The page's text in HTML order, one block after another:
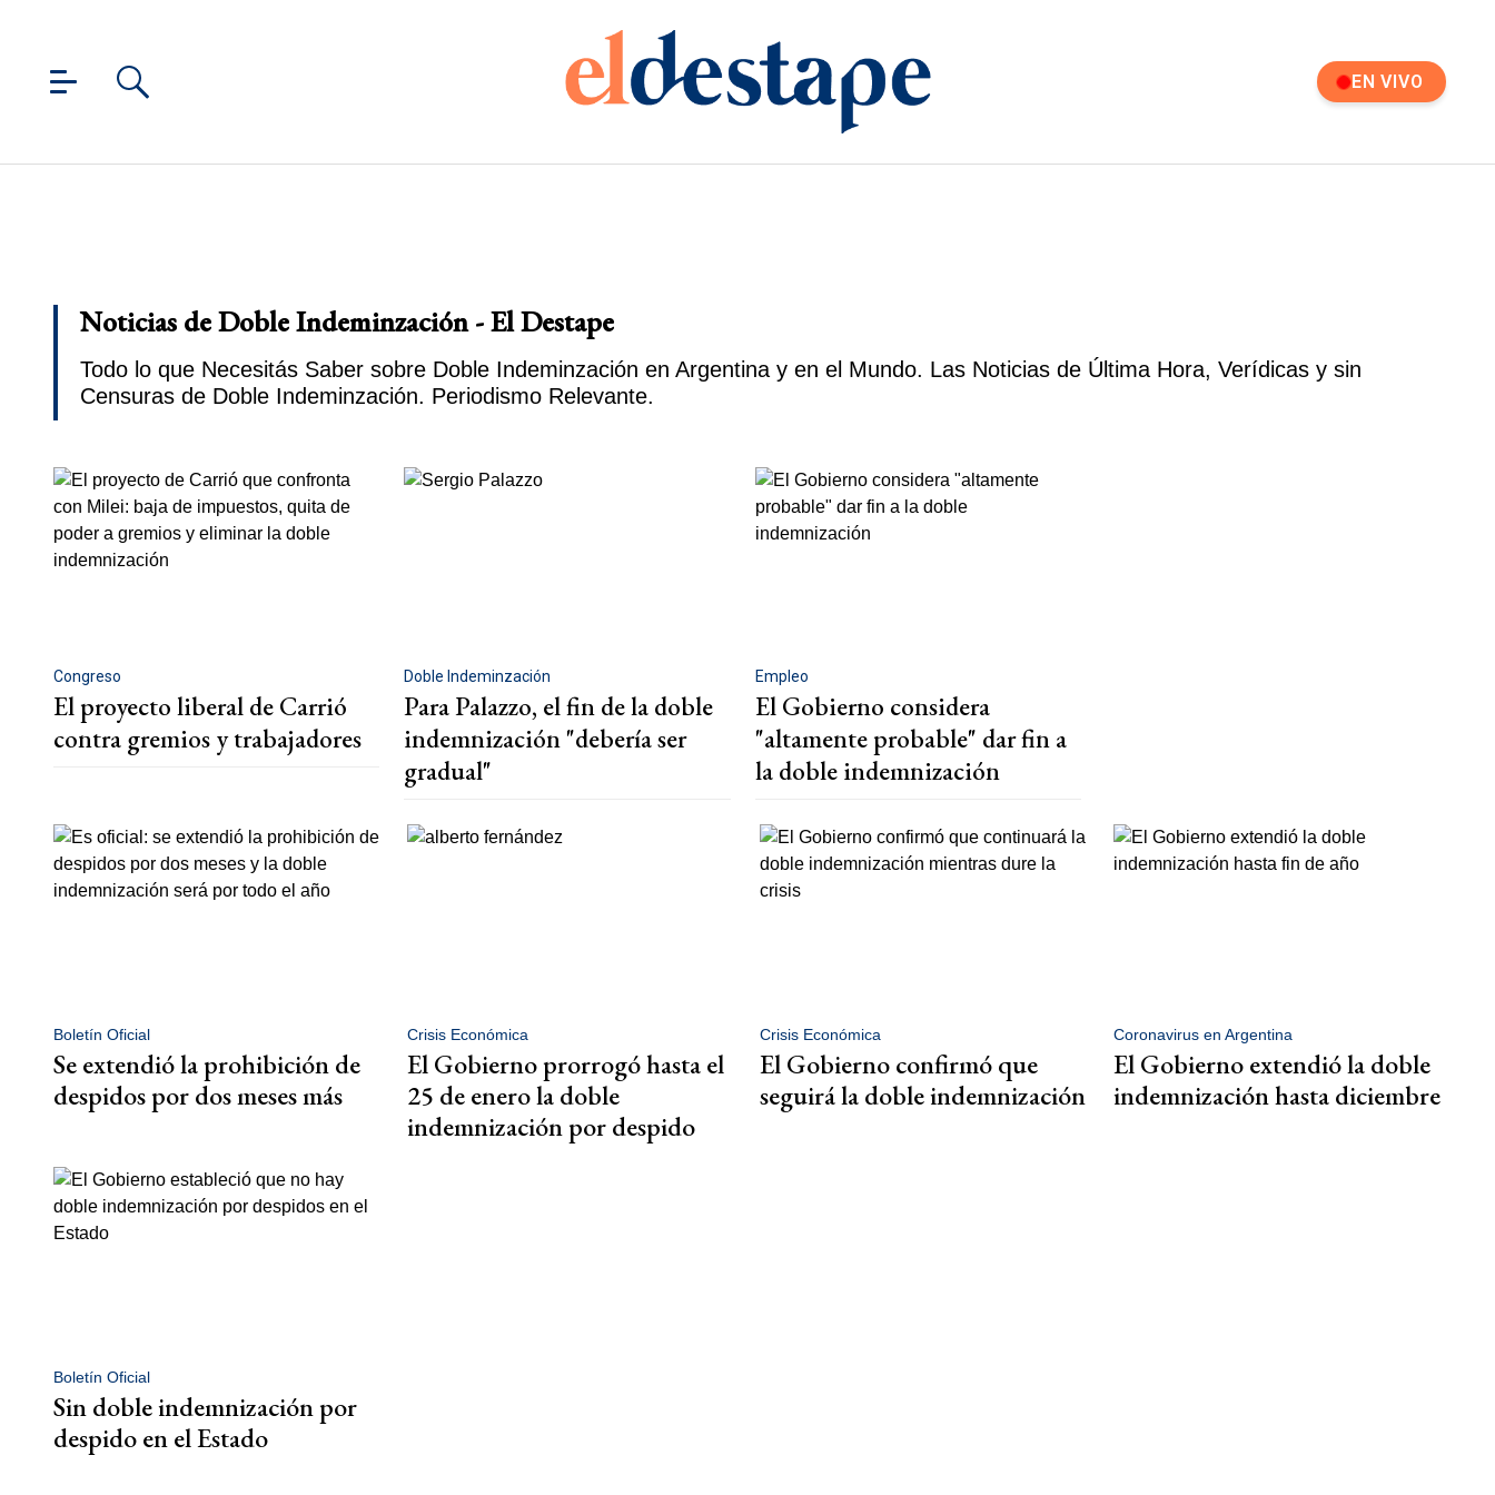
EN VIVO
Noticias de Doble Indeminzación - El Destape
Todo lo que Necesitás Saber sobre Doble Indeminzación en Argentina y en el Mundo. Las Noticias de Última Hora, Verídicas y sin
Censuras de Doble Indeminzación. Periodismo Relevante.
Congreso
El proyecto liberal de Carrió
contra gremios y trabajadores
Doble Indeminzación
Para Palazzo, el fin de la doble
indemnización "debería ser
gradual"
Empleo
El Gobierno considera
"altamente probable" dar fin a
la doble indemnización
Boletín Oficial
Se extendió la prohibición de
despidos por dos meses más
Crisis Económica
El Gobierno prorrogó hasta el
25 de enero la doble
indemnización por despido
Crisis Económica
El Gobierno confirmó que
seguirá la doble indemnización
Coronavirus en Argentina
El Gobierno extendió la doble
indemnización hasta diciembre
Boletín Oficial
Sin doble indemnización por
despido en el Estado